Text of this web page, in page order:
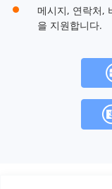
메시지, 연락처,
을 지원합니다.